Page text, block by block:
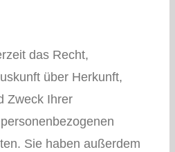
das Recht,
über Herkunft,
Zweck Ihrer
Sie haben außerdem